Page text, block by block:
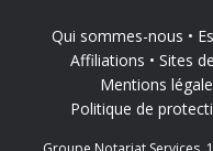
Qui sommes-nous
Affiliations
Sites
Mentions
Politique de